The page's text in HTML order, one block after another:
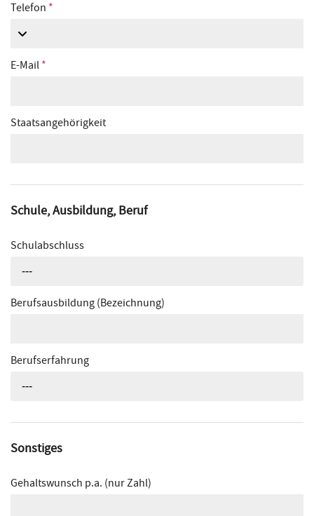
Telefon *
E-Mail *
Staatsangehörigkeit
Schule, Ausbildung, Beruf
Schulabschluss
---
Berufsausbildung (Bezeichnung)
Berufserfahrung
---
Sonstiges
Gehaltswunsch p.a. (nur Zahl)